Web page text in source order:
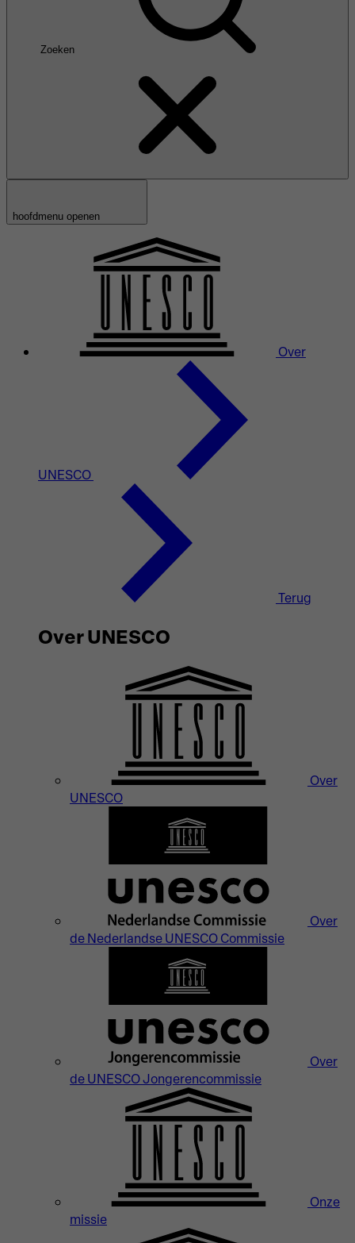
Zoeken
hoofdmenu openen
Over
UNESCO
Terug
Over UNESCO
Over
UNESCO
Over
de Nederlandse UNESCO Commissie
Over
de UNESCO Jongerencommissie
Onze
missie